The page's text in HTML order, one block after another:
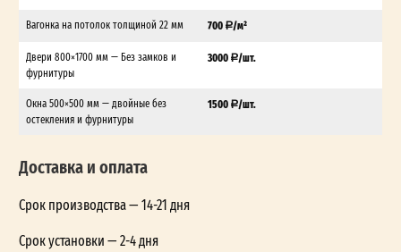
Вагонка на потолок толщиной 22 мм 700 /м²
Двери 800×1700 мм — Без замков и
фурнитуры
3000 /шт.
Окна 500×500 мм — двойные без
остекления и фурнитуры
1500 /шт.
Доставка и оплата
Срок производства — 14-21 дня
Срок установки — 2-4 дня